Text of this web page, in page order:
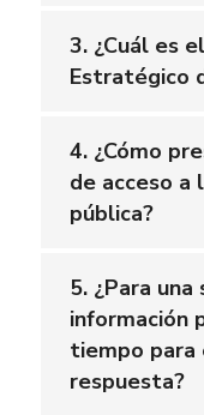
3. ¿Cuál es
Estratégico
4. ¿Cómo
de acceso a
pública?
5. ¿Para
información
tiempo
respuesta?